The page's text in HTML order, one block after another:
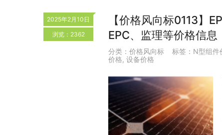
2025年2月10日
浏览：2362
【价格风向标0113】
EPC、监理等价格信息
分类： 价格风向标 标签： N型组件
价格, 设备价格